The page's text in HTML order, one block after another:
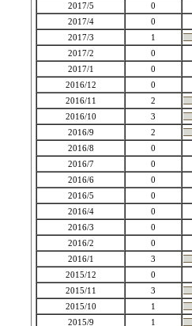
2017/5
0
2017/4
0
2017/3
1
2017/2
0
2017/1
0
2016/12
0
2016/11
2
2016/10
3
2016/9
2
2016/8
0
2016/7
0
2016/6
0
2016/5
0
2016/4
0
2016/3
0
2016/2
0
2016/1
3
2015/12
0
2015/11
3
2015/10
1
2015/9
1